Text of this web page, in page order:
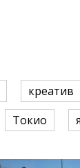
креатив
Токио